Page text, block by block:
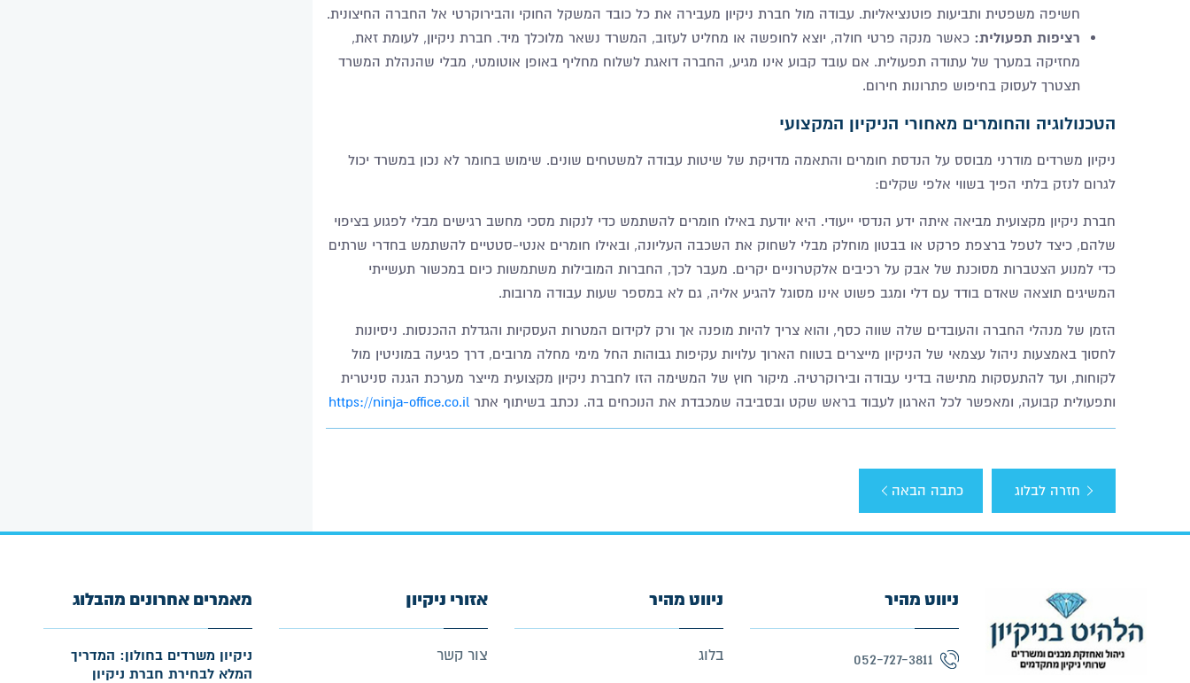
חשיפה משפטית ותביעות פוטנציאליות. עבודה מול חברת ניקיון מעבירה את כל כובד המשקל החוקי והבירוקרטי אל החברה החיצונית.
רציפות תפעולית: כאשר מנקה פרטי חולה, יוצא לחופשה או מחליט לעזוב, המשרד נשאר מלוכלך מיד. חברת ניקיון, לעומת זאת,
מחזיקה במערך של עתודה תפעולית. אם עובד קבוע אינו מגיע, החברה דואגת לשלוח מחליף באופן אוטומטי, מבלי שהנהלת המשרד
תצטרך לעסוק בחיפוש פתרונות חירום.
הטכנולוגיה והחומרים מאחורי הניקיון המקצועי
ניקיון משרדים מודרני מבוסס על הנדסת חומרים והתאמה מדויקת של שיטות עבודה למשטחים שונים. שימוש בחומר לא נכון במשרד יכול
לגרום לנזק בלתי הפיך בשווי אלפי שקלים:
חברת ניקיון מקצועית מביאה איתה ידע הנדסי ייעודי. היא יודעת באילו חומרים להשתמש כדי לנקות מסכי מחשב רגישים מבלי לפגוע בציפוי
שלהם, כיצד לטפל ברצפת פרקט או בבטון מוחלק מבלי לשחוק את השכבה העליונה, ובאילו חומרים אנטי-סטטיים להשתמש בחדרי שרתים
כדי למנוע הצטברות מסוכנת של אבק על רכיבים אלקטרוניים יקרים. מעבר לכך, החברות המובילות משתמשות כיום במכשור תעשייתי
המשיגים תוצאה שאדם בודד עם דלי ומגב פשוט אינו מסוגל להגיע אליה, גם לא במספר שעות עבודה מרובות.
הזמן של מנהלי החברה והעובדים שלה שווה כסף, והוא צריך להיות מופנה אך ורק לקידום המטרות העסקיות והגדלת ההכנסות. ניסיונות
לחסוך באמצעות ניהול עצמאי של הניקיון מייצרים בטווח הארוך עלויות עקיפות גבוהות החל מימי מחלה מרובים, דרך פגיעה במוניטין מול
לקוחות, ועד להתעסקות מתישה בדיני עבודה ובירוקרטיה. מיקור חוץ של המשימה הזו לחברת ניקיון מקצועית מייצר מערכת הגנה סניטרית
ותפעולית קבועה, ומאפשר לכל הארגון לעבוד בראש שקט ובסביבה שמכבדת את הנוכחים בה. נכתב בשיתוף אתר https://ninja-office.co.il
חזרה לבלוג כתבה הבאה
ניווט מהיר
052-727-3811
ניווט מהיר
בלוג
אזורי ניקיון
צור קשר
מאמרים אחרונים מהבלוג
ניקיון משרדים בחולון: המדריך
המלא לבחירת חברת ניקיון